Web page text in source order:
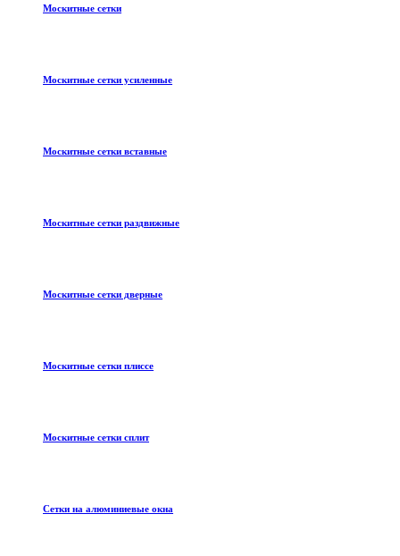
Москитные сетки
Москитные сетки усиленные
Москитные сетки вставные
Москитные сетки раздвижные
Москитные сетки дверные
Москитные сетки плиссе
Москитные сетки сплит
Сетки на алюминиевые окна